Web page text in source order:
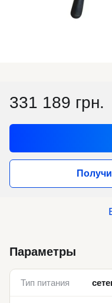
331 189 грн.
Параметры
Тип питания